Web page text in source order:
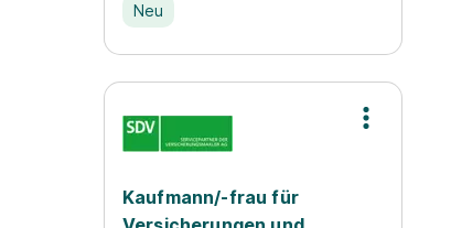
Neu
Kaufmann/-frau für